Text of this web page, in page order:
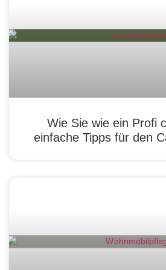
Wie Sie wie ein Profi
einfache Tipps für den